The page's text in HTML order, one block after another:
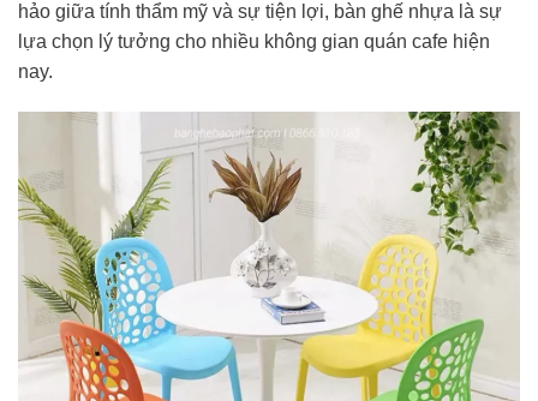
hảo giữa tính thẩm mỹ và sự tiện lợi, bàn ghế nhựa là sự
lựa chọn lý tưởng cho nhiều không gian quán cafe hiện
nay.